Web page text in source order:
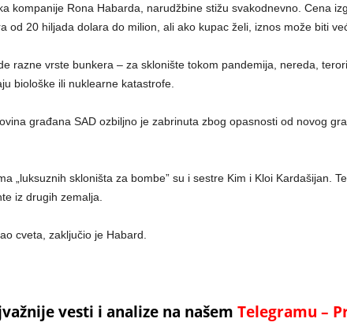
kompanije Rona Habarda, narudžbine stižu svakodnevno. Cena
od 20 hiljada dolara do milion, ali ako kupac želi, iznos može biti
razne vrste bunkera – za sklonište tokom pandemija, nereda,
biološke ili nuklearne katastrofe.
građana SAD ozbiljno je zabrinuta zbog opasnosti od novog
„luksuznih skloništa za bombe” su i sestre Kim i Kloi Kardašijan.
iz drugih zemalja.
cveta, zaključio je Habard.
vesti i analize na našem Telegramu –